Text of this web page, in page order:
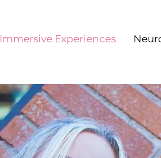
Immersive Experiences